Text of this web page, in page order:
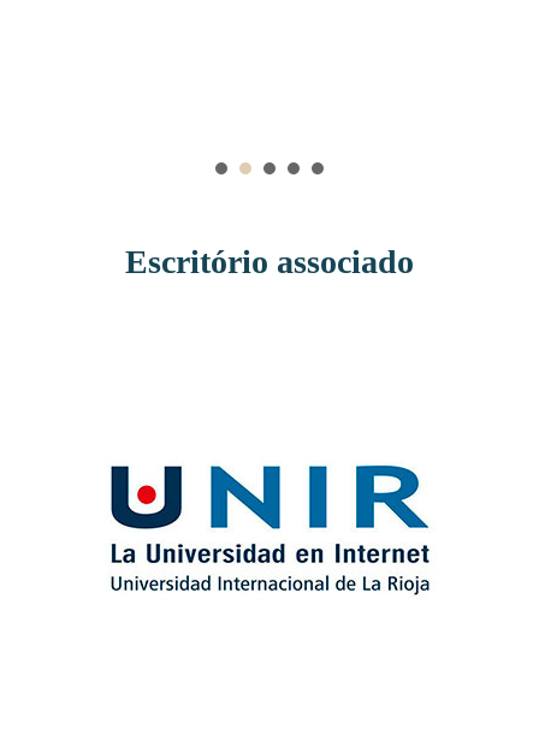
Escritório associado